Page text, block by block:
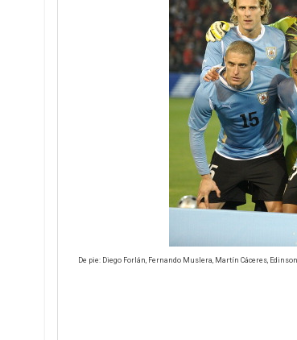
De pie: Diego Forlán, Fernando Muslera, Martín Cáceres,